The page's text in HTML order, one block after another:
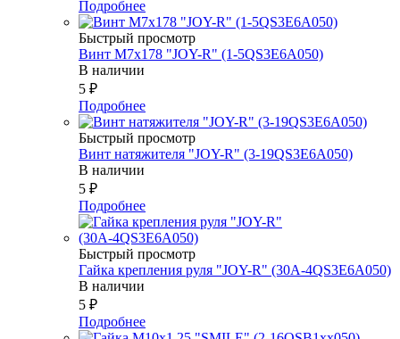
Подробнее
Быстрый просмотр
Винт М7х178 "JOY-R" (1-5QS3E6A050)
В наличии
5 ₽
Подробнее
Быстрый просмотр
Винт натяжителя "JOY-R" (3-19QS3E6A050)
В наличии
5 ₽
Подробнее
Быстрый просмотр
Гайка крепления руля "JOY-R" (30А-4QS3E6A050)
В наличии
5 ₽
Подробнее